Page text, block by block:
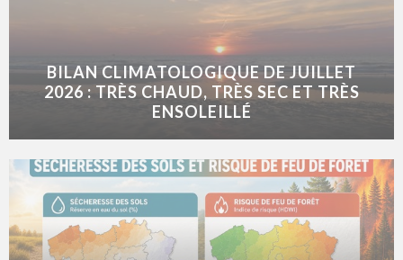
BILAN CLIMATOLOGIQUE DE JUILLET
2026 : TRÈS CHAUD, TRÈS SEC ET TRÈS
ENSOLEILLÉ